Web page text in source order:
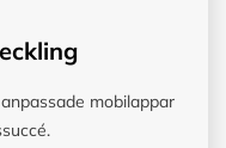
mobilappar